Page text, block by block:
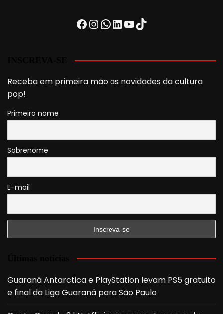
Facebook
Instagram
WhatsApp
LinkedIn
Youtube
TikTok
Receba em primeira mão as novidades da cultura
pop!
Primeiro nome
Sobrenome
E-mail
Guaraná Antarctica e PlayStation levam PS5 gratuito
e final da Liga Guaraná para São Paulo